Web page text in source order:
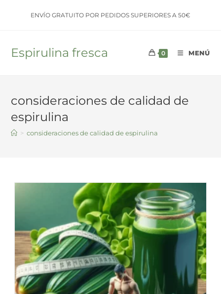
ENVÍO GRATUITO POR PEDIDOS SUPERIORES A 50€
Espirulina fresca 0 MENÚ
consideraciones de calidad de
espirulina
> consideraciones de calidad de espirulina